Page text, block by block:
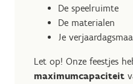
De speelruimte
De materialen
Je
Let op! Onze feestjes
maximumcapaciteit